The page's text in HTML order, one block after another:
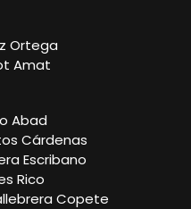
Ortega
Amat
Abad
Cárdenas
Escribano
Rico
Copete